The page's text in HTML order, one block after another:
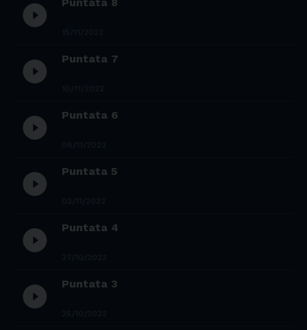
play_circle_filled
play_circle_filled Puntata 7
play_circle_filled Puntata 6
play_circle_filled Puntata 5
play_circle_filled Puntata 4
play_circle_filled Puntata 3